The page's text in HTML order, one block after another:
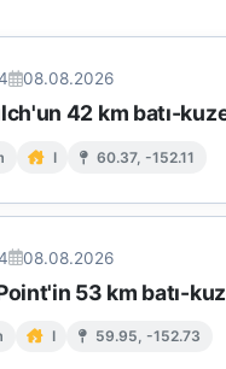
08.08.2026
42 km batı-
I 60.37, -152.11
08.08.2026
53 km batı-
I 59.95, -152.73